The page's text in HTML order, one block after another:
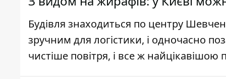
Будівля знаходиться по центру
зручним для логістики, і одночасно
чистіше повітря, і все ж найцікавішою